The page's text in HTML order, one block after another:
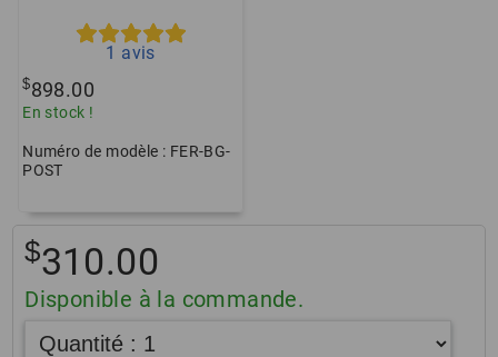
1 avis
$898.00
En stock !
Numéro de modèle : FER-BG-
POST
$310.00
Disponible à la commande.